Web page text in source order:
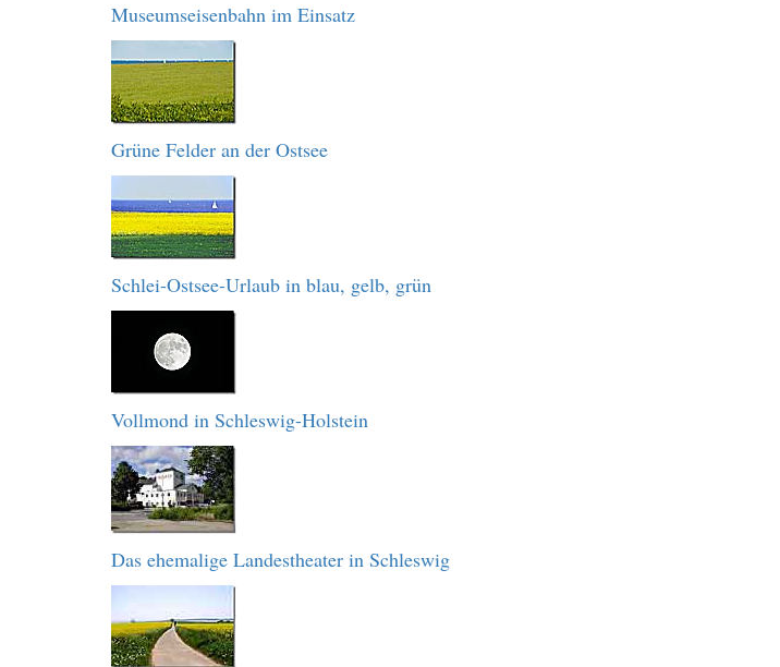
Museumseisenbahn im Einsatz
Grüne Felder an der Ostsee
Schlei-Ostsee-Urlaub in blau, gelb, grün
Vollmond in Schleswig-Holstein
Das ehemalige Landestheater in Schleswig